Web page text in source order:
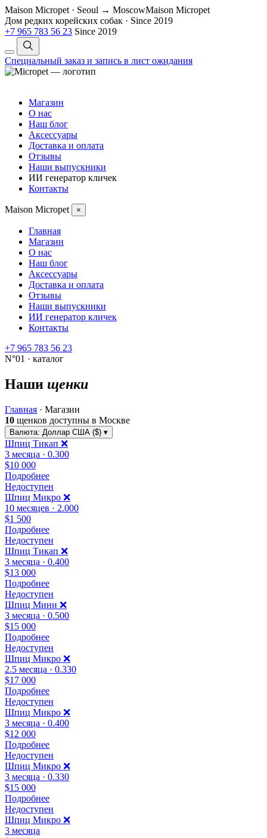
Maison Micropet · Seoul → MoscowMaison Micropet
Дом редких корейских собак · Since 2019
+7 965 783 56 23 Since 2019
Специальный заказ и запись в лист ожидания
Магазин
О нас
Наш блог
Аксессуары
Доставка и оплата
Отзывы
Наши выпускники
ИИ генератор кличек
Контакты
Maison Micropet ×
Главная
Магазин
О нас
Наш блог
Аксессуары
Доставка и оплата
Отзывы
Наши выпускники
ИИ генератор кличек
Контакты
+7 965 783 56 23
N°01 · каталог
Наши щенки
Главная · Магазин
10 щенков доступны в Москве
Валюта: Доллар США ($) ▾
Шпиц Тикап ❌
3 месяца · 0.300
$10 000
Подробнее
Недоступен
Шпиц Микро ❌️
10 месяцев · 2.000
$1 500
Подробнее
Недоступен
Шпиц Тикап ❌
3 месяца · 0.400
$13 000
Подробнее
Недоступен
Шпиц Мини ❌
3 месяца · 0.500
$15 000
Подробнее
Недоступен
Шпиц Микро ❌
2.5 месяца · 0.330
$17 000
Подробнее
Недоступен
Шпиц Микро ❌
3 месяца · 0.400
$12 000
Подробнее
Недоступен
Шпиц Микро ❌
3 месяца · 0.330
$15 000
Подробнее
Недоступен
Шпиц Микро ❌
3 месяца